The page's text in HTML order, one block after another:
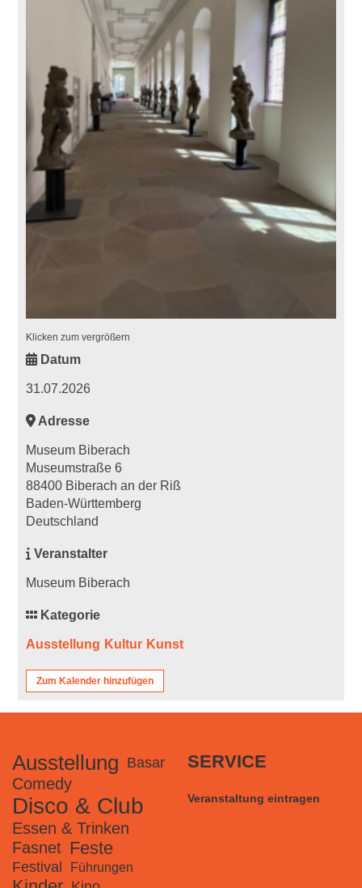
Klicken zum vergrößern
Datum
31.07.2026
Adresse
Museum Biberach
Museumstraße 6
88400 Biberach an der Riß
Baden-Württemberg
Deutschland
Veranstalter
Museum Biberach
Kategorie
Ausstellung Kultur Kunst
Zum Kalender hinzufügen
Ausstellung Basar
Comedy
Disco & Club
Essen & Trinken
Fasnet Feste
Festival Führungen
SERVICE
Veranstaltung eintragen